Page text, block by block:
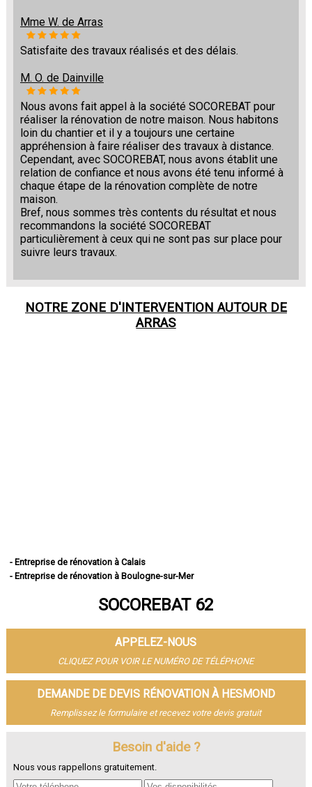
Mme W. de Arras
Satisfaite des travaux réalisés et des délais.
M. O. de Dainville
Nous avons fait appel à la société SOCOREBAT pour
réaliser la rénovation de notre maison. Nous habitons
loin du chantier et il y a toujours une certaine
appréhension à faire réaliser des travaux à distance.
Cependant, avec SOCOREBAT, nous avons établit une
relation de confiance et nous avons été tenu informé à
chaque étape de la rénovation complète de notre
maison.
Bref, nous sommes très contents du résultat et nous
recommandons la société SOCOREBAT
particulièrement à ceux qui ne sont pas sur place pour
suivre leurs travaux.
NOTRE ZONE D'INTERVENTION AUTOUR DE
ARRAS
- Entreprise de rénovation à Calais
- Entreprise de rénovation à Boulogne-sur-Mer
- Entreprise de rénovation à Lens
- Entreprise de rénovation à Béthune
- Entreprise de rénovation à Hénin-Beaumont
- Entreprise de rénovation à Bruay-la-Buissière
- Entreprise de rénovation à Avion
- Entreprise de rénovation à Carvin
- Entreprise de rénovation à Berck
- Entreprise de rénovation à Saint-Omer
- Entreprise de rénovation à Harnes
- Entreprise de rénovation à Nœux-les-Mines
SOCOREBAT 62
APPELEZ-NOUS
CLIQUEZ POUR VOIR LE NUMÉRO DE TÉLÉPHONE
DEMANDE DE DEVIS RÉNOVATION À HESMOND
Remplissez le formulaire et recevez votre devis gratuit
Besoin d'aide ?
Nous vous rappellons gratuitement.